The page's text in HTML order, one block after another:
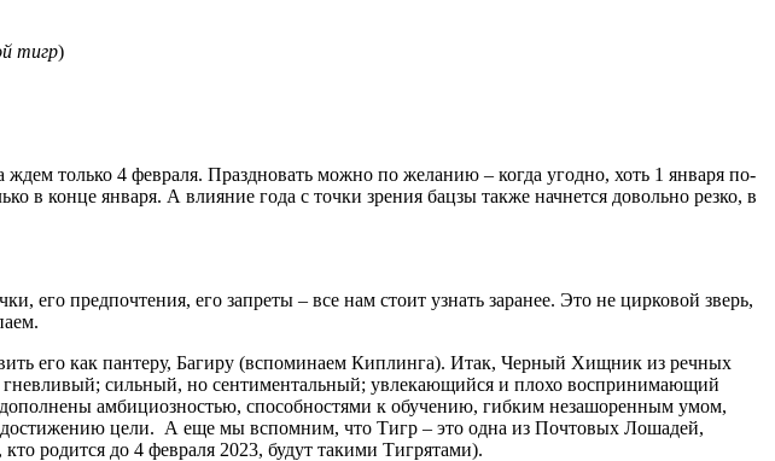
тигр)
только 4 февраля. Праздновать можно по желанию – когда угодно, хоть 1 января по-
конце января. А влияние года с точки зрения бацзы также начнется довольно резко, в
предпочтения, его запреты – все нам стоит узнать заранее. Это не цирковой зверь,
его как пантеру, Багиру (вспоминаем Киплинга). Итак, Черный Хищник из речных
сильный, но сентиментальный; увлекающийся и плохо воспринимающий
амбициозностью, способностями к обучению, гибким незашоренным умом,
достижению цели. А еще мы вспомним, что Тигр – это одна из Почтовых Лошадей,
родится до 4 февраля 2023, будут такими Тигрятами).